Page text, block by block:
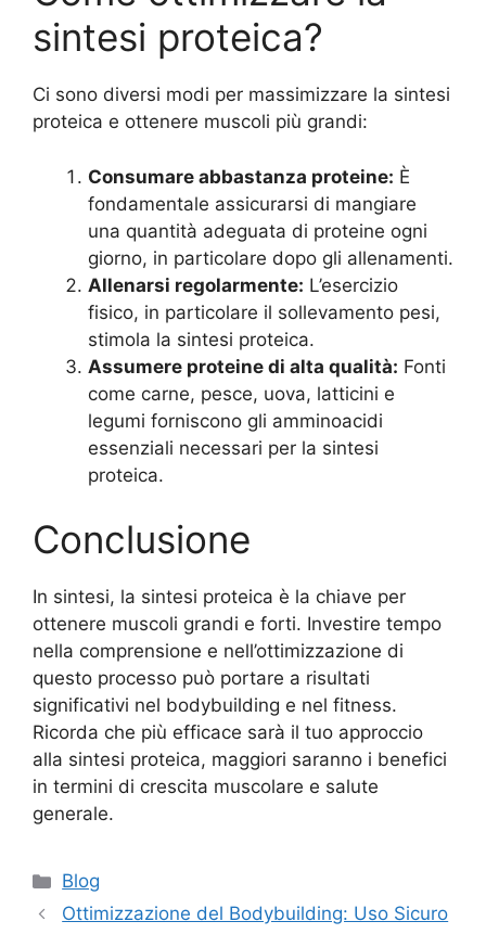
sintesi proteica?
Ci sono diversi modi per massimizzare la sintesi
proteica e ottenere muscoli più grandi:
Consumare abbastanza proteine: È
fondamentale assicurarsi di mangiare
una quantità adeguata di proteine ogni
giorno, in particolare dopo gli allenamenti.
Allenarsi regolarmente: L’esercizio
fisico, in particolare il sollevamento pesi,
stimola la sintesi proteica.
Assumere proteine di alta qualità: Fonti
come carne, pesce, uova, latticini e
legumi forniscono gli amminoacidi
essenziali necessari per la sintesi
proteica.
Conclusione
In sintesi, la sintesi proteica è la chiave per
ottenere muscoli grandi e forti. Investire tempo
nella comprensione e nell’ottimizzazione di
questo processo può portare a risultati
significativi nel bodybuilding e nel fitness.
Ricorda che più efficace sarà il tuo approccio
alla sintesi proteica, maggiori saranno i benefici
in termini di crescita muscolare e salute
generale.
Blog
Ottimizzazione del Bodybuilding: Uso Sicuro